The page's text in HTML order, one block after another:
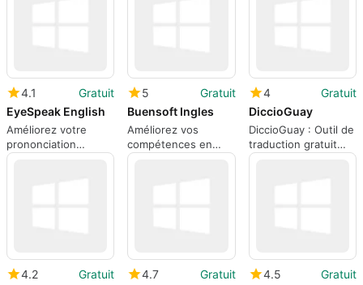
4.1
Gratuit
EyeSpeak English
Améliorez votre
prononciation
anglaise avec
5
Gratuit
Buensoft Ingles
Améliorez vos
compétences en
anglais avec
4
Gratuit
DiccioGuay
DiccioGuay : Outil de
traduction gratuit
pour Windows
4.2
Gratuit
4.7
Gratuit
4.5
Gratuit